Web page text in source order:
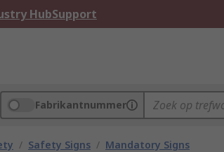
HubSupport
Fabrikantnummer
/ Safety Signs / Mandatory Signs